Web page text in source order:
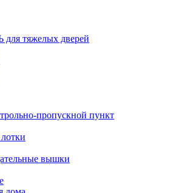
тяжелых дверей
пропускной пункт
вышки